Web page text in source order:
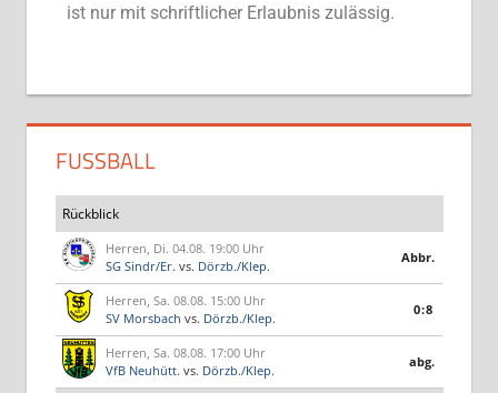
ist nur mit schriftlicher Erlaubnis zulässig.
FUSSBALL
Rückblick
Herren, Di. 04.08. 19:00 Uhr
SG Sindr/Er. vs. Dörzb./Klep.
Abbr.
Herren, Sa. 08.08. 15:00 Uhr
SV Morsbach vs. Dörzb./Klep.
0:8
Herren, Sa. 08.08. 17:00 Uhr
VfB Neuhütt. vs. Dörzb./Klep.
abg.